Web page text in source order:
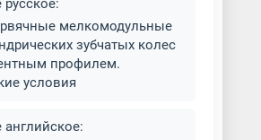
деталей из стали
деталей на заказ
заготовок
мелкомодульные
зубчатых колес
профилем.
условия